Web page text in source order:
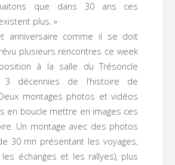
que dans 30 ans ces
plus. »
anniversaire comme il se doit
plusieurs rencontres ce week
à la salle du Trésoncle
3 décennies de l’histoire de
Deux montages photos et vidéos
en boucle mettre en images ces
Un montage avec des photos
30 mn présentant les voyages,
les échanges et les rallyes), plus